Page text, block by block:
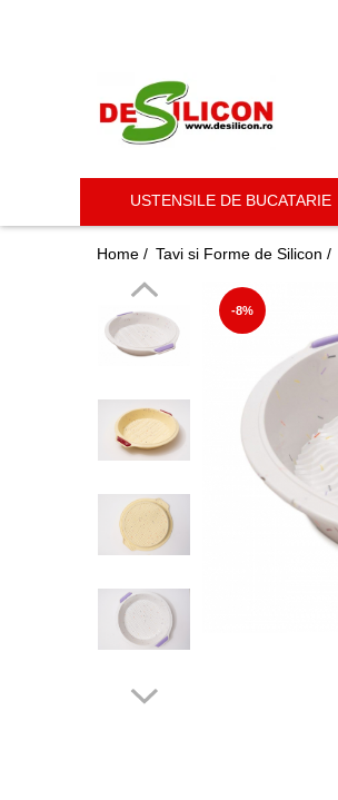
USTENSILE DE BUCATARIE
Home / Tavi si Forme de Silicon /
-8%